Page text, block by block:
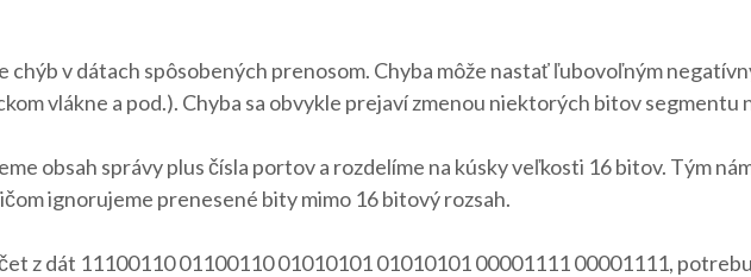
chýb v dátach spôsobených prenosom. Chyba môže nastať ľubovoľným
vlákne a pod.). Chyba sa obvykle prejaví zmenou niektorých bitov segmentu
obsah správy plus čísla portov a rozdelíme na kúsky veľkosti 16 bitov. Tým
ignorujeme prenesené bity mimo 16 bitový rozsah.
z dát 11100110 01100110 01010101 01010101 00001111 00001111,